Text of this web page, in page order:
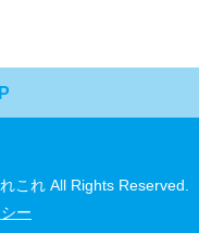
これ All Rights Reserved.
ー